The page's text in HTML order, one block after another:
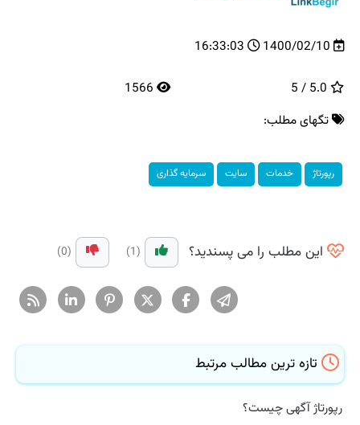
1400/02/10
16:33:03
تگهای مطلب:
رپورتاژ خدمات سایت سرمایه گذاری
این مطلب را می پسندید؟ (1)
(0)
تازه ترین مطالب مرتبط
رپورتاژ آگهی چیست؟